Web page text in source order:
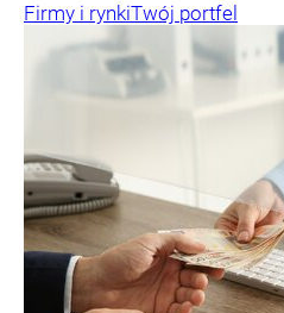
Firmy i rynkiTwój portfel